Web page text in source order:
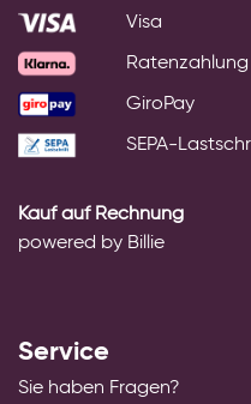
Visa
Ratenzahlung
GiroPay
SEPA-
Kauf auf Rechnung
powered by Billie
Service
Sie haben Fragen?